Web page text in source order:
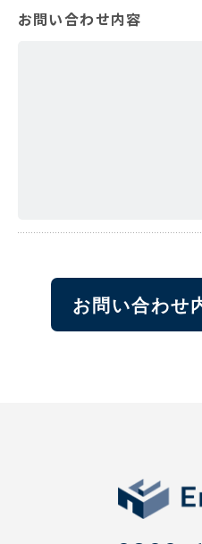
お問い合わせ内容